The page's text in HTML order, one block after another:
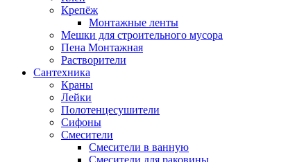
Крепёж
Монтажные ленты
Мешки для строительного мусора
Пена Монтажная
Растворители
Сантехника
Краны
Лейки
Полотенцесушители
Сифоны
Смесители
Смесители в ванную
Смесители для раковины